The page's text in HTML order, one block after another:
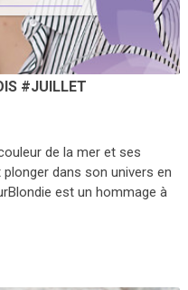
#JUILLET
de la mer et ses
dans son univers en
est un hommage à